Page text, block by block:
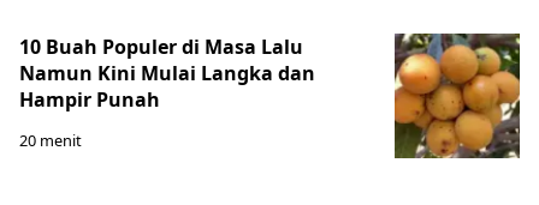
10 Buah Populer di Masa Lalu
Namun Kini Mulai Langka dan
Hampir Punah
20 menit